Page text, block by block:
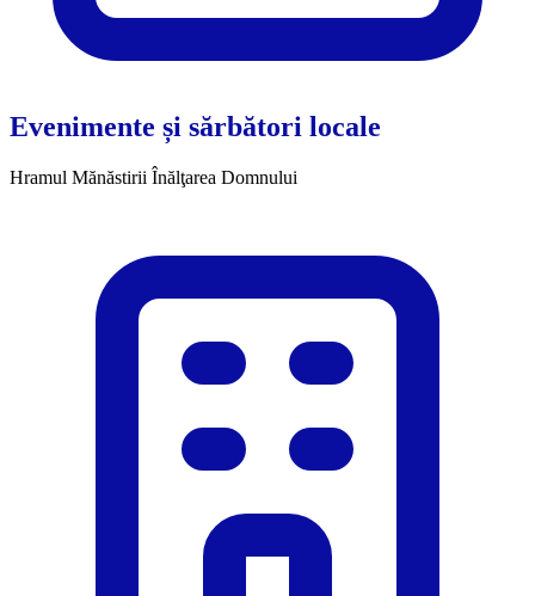
Evenimente și sărbători locale
Hramul Mănăstirii Înălţarea Domnului